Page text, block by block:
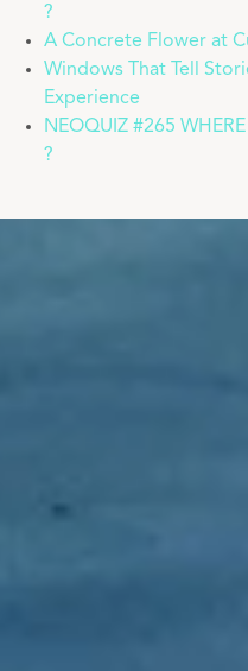
?
A Concrete Flower at
Windows That Tell
Experience
NEOQUIZ #265 WHERE
?